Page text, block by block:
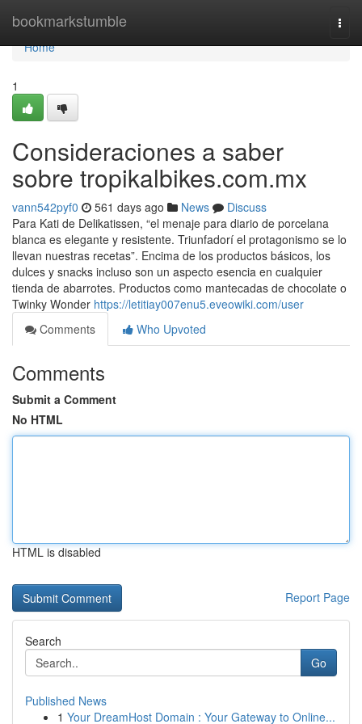
bookmarkstumble
Home
Home
1
Consideraciones a saber
sobre tropikalbikes.com.mx
vann542pyf0 561 days ago News
Discuss
Para Kati de Delikatissen, “el menaje para diario de porcelana
blanca es elegante y resistente. Triunfadorí el protagonismo se lo
llevan nuestras recetas”. Encima de los productos básicos, los
dulces y snacks incluso son un aspecto esencia en cualquier
tienda de abarrotes. Productos como mantecadas de chocolate o
Twinky Wonder https://letitiay007enu5.eveowiki.com/user
Comments
Who Upvoted
Comments
Submit a Comment
No HTML
HTML is disabled
Report Page
Search
Go
Published News
1 Your DreamHost Domain : Your Gateway to Online...